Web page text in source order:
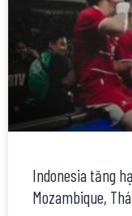
Indonesia tăng
Mozambique,